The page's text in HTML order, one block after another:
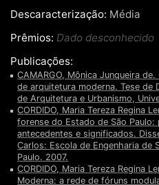
Descaracterização: Média
Prêmios: Dado desconhecido
Publicações:
CAMARGO, Mônica Junqueira
de arquitetura moderna. Tese de
de Arquitetura e Urbanismo,
CORDIDO, Maria Tereza Regina
forense do Estado de São Paulo:
antecedentes e significados.
Carlos: Escola de Engenharia de
Paulo. 2007.
CORDIDO, Maria Tereza Regina
Moderna: a rede de fóruns